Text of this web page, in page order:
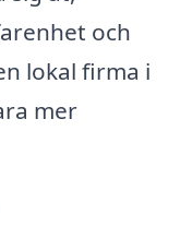
och
lokal firma i
mer